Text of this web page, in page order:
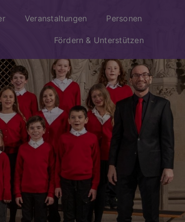
Veranstaltungen Personen
Fördern & Unterstützen